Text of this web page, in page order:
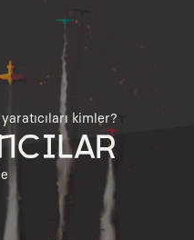
kimler?